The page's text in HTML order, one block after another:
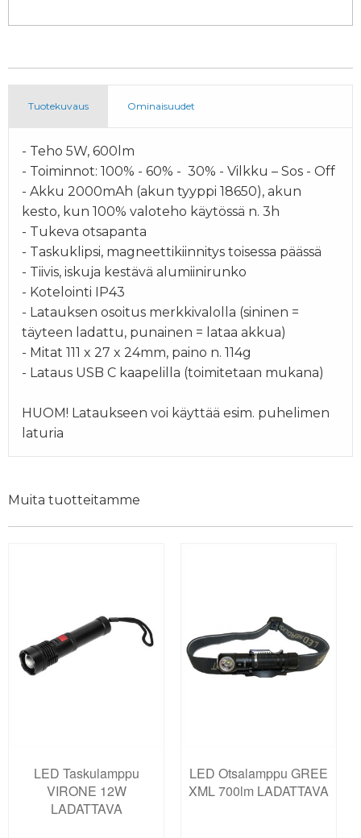
Tuotekuvaus Ominaisuudet
- Teho 5W, 600lm
- Toiminnot: 100% - 60% - 30% - Vilkku – Sos - Off
- Akku 2000mAh (akun tyyppi 18650), akun
kesto, kun 100% valoteho käytössä n. 3h
- Tukeva otsapanta
- Taskuklipsi, magneettikiinnitys toisessa päässä
- Tiivis, iskuja kestävä alumiinirunko
- Kotelointi IP43
- Latauksen osoitus merkkivalolla (sininen =
täyteen ladattu, punainen = lataa akkua)
- Mitat 111 x 27 x 24mm, paino n. 114g
- Lataus USB C kaapelilla (toimitetaan mukana)
HUOM! Lataukseen voi käyttää esim. puhelimen
laturia
Muita tuotteitamme
LED Taskulamppu
VIRONE 12W
LADATTAVA
LED Otsalamppu GREE
XML 700lm LADATTAVA